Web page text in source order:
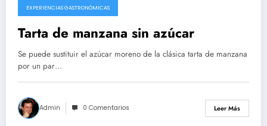
EXPERIENCIAS GASTRONÓMICAS
Tarta de manzana sin azúcar
Se puede sustituir el azúcar moreno de la clásica tarta de manzana
por un par…
Admin 0 Comentarios Leer Más